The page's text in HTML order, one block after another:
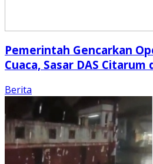
Pemerintah Gencarkan
Cuaca, Sasar DAS Citarum
Berita